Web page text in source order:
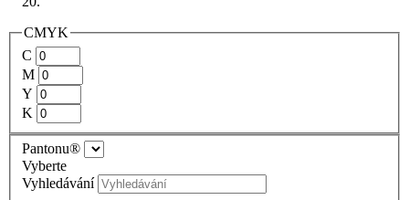
CMYK
C
M
Y
K
Pantonu®
Vyberte
Vyhledávání